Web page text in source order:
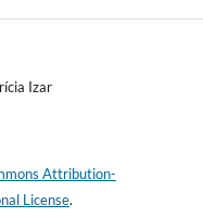
Izar
Attribution-
License.